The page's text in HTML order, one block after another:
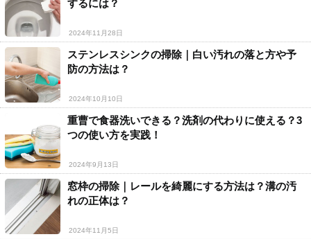
するには？
2024年11月28日
ステンレスシンクの掃除｜白い汚れの落と方や予
防の方法は？
2024年10月10日
重曹で食器洗いできる？洗剤の代わりに使える？3
つの使い方を実践！
2024年9月13日
窓枠の掃除｜レールを綺麗にする方法は？溝の汚
れの正体は？
2024年11月5日